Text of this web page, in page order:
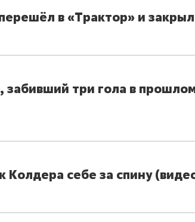
в «Трактор» и
забивший три гола в
Колдера себе за спину